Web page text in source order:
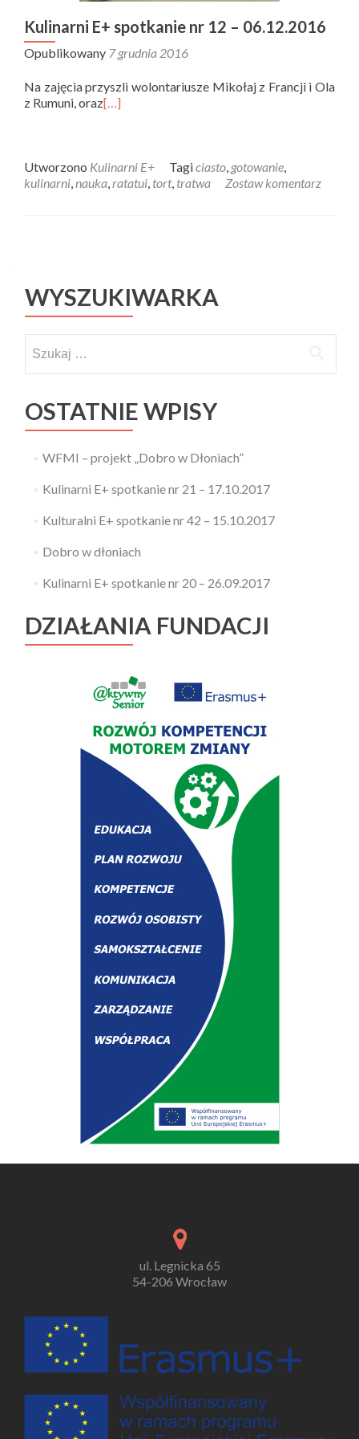
Kulinarni E+ spotkanie nr 12 – 06.12.2016
Opublikowany 7 grudnia 2016
Na zajęcia przyszli wolontariusze Mikołaj z Francji i Ola
z Rumuni, oraz[…]
Utworzono Kulinarni E+ Tagiciasto, gotowanie,
kulinarni,nauka,ratatui, tort, tratwa Zostaw komentarz
WYSZUKIWARKA
OSTATNIE WPISY
WFMI – projekt „Dobro w Dłoniach”
Kulinarni E+ spotkanie nr 21 – 17.10.2017
Kulturalni E+ spotkanie nr 42 – 15.10.2017
Dobro w dłoniach
Kulinarni E+ spotkanie nr 20 – 26.09.2017
DZIAŁANIA FUNDACJI
ul. Legnicka 65
54-206 Wrocław